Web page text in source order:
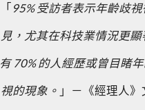
「 95% 受訪者表示年齡歧
見，尤其在科技業情況更顯
有 70% 的人經歷或曾目睹
視的現象。 」－《經理人》